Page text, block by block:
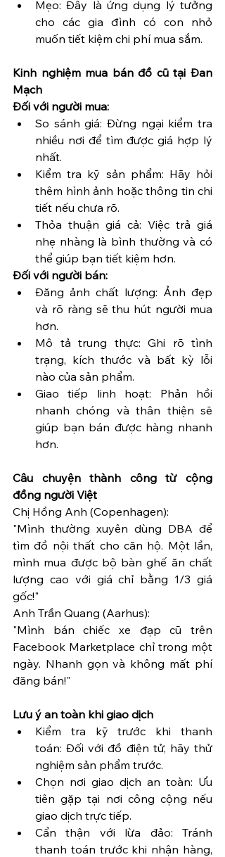
Mẹo: Đây là ứng dụng lý tưởng
cho các gia đình có con nhỏ
muốn tiết kiệm chi phí mua sắm.
Kinh nghiệm mua bán đồ cũ tại Đan
Mạch
Đối với người mua:
So sánh giá: Đừng ngại kiểm tra
nhiều nơi để tìm được giá hợp lý
nhất.
Kiểm tra kỹ sản phẩm: Hãy hỏi
thêm hình ảnh hoặc thông tin chi
tiết nếu chưa rõ.
Thỏa thuận giá cả: Việc trả giá
nhẹ nhàng là bình thường và có
thể giúp bạn tiết kiệm hơn.
Đối với người bán:
Đăng ảnh chất lượng: Ảnh đẹp
và rõ ràng sẽ thu hút người mua
hơn.
Mô tả trung thực: Ghi rõ tình
trạng, kích thước và bất kỳ lỗi
nào của sản phẩm.
Giao tiếp linh hoạt: Phản hồi
nhanh chóng và thân thiện sẽ
giúp bạn bán được hàng nhanh
hơn.
Câu chuyện thành công từ cộng
đồng người Việt
Chị Hồng Anh (Copenhagen):
"Mình thường xuyên dùng DBA để
tìm đồ nội thất cho căn hộ. Một lần,
mình mua được bộ bàn ghế ăn chất
lượng cao với giá chỉ bằng 1/3 giá
gốc!"
Anh Trần Quang (Aarhus):
"Mình bán chiếc xe đạp cũ trên
Facebook Marketplace chỉ trong một
ngày. Nhanh gọn và không mất phí
đăng bán!"
Lưu ý an toàn khi giao dịch
Kiểm tra kỹ trước khi thanh
toán: Đối với đồ điện tử, hãy thử
nghiệm sản phẩm trước.
Chọn nơi giao dịch an toàn: Ưu
tiên gặp tại nơi công cộng nếu
giao dịch trực tiếp.
Cẩn thận với lừa đảo: Tránh
thanh toán trước khi nhận hàng,